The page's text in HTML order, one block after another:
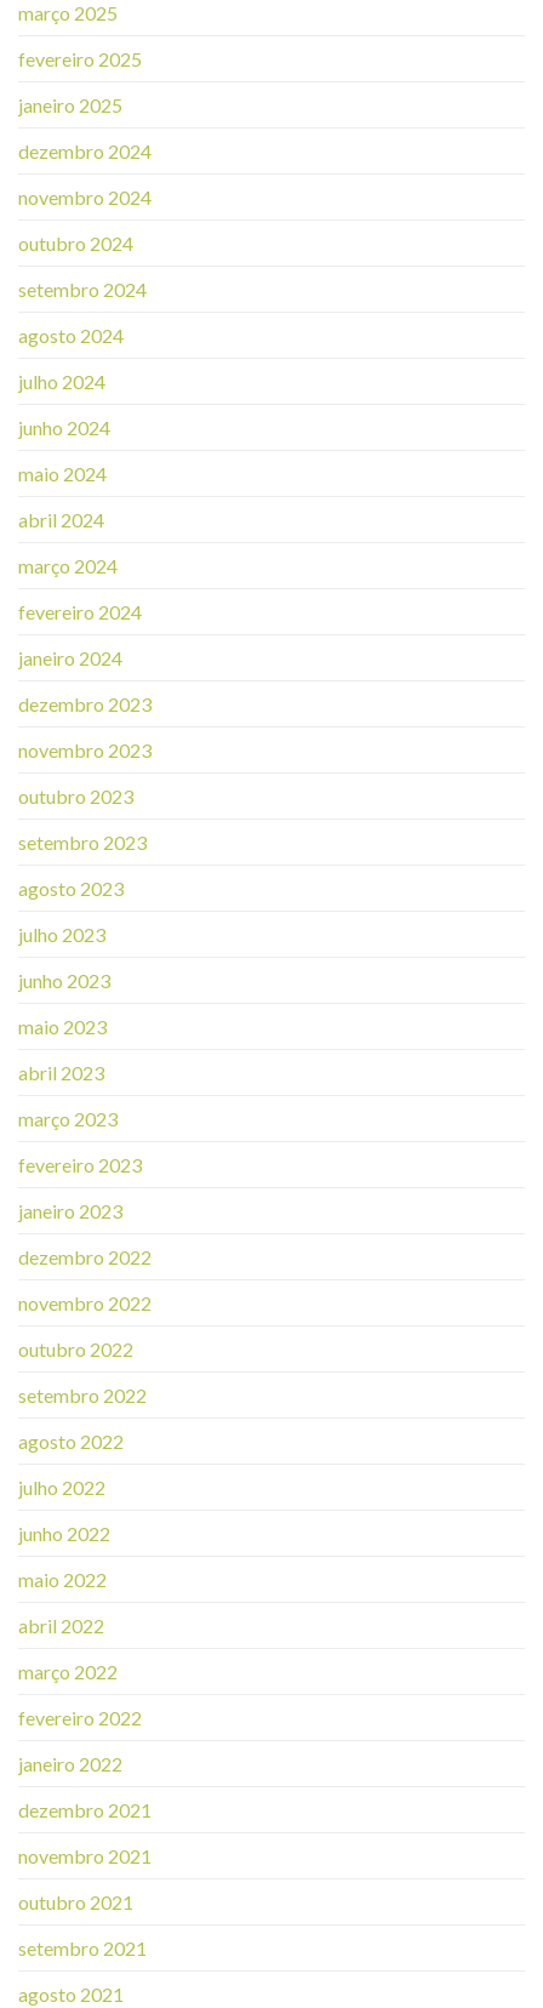
março 2025
fevereiro 2025
janeiro 2025
dezembro 2024
novembro 2024
outubro 2024
setembro 2024
agosto 2024
julho 2024
junho 2024
maio 2024
abril 2024
março 2024
fevereiro 2024
janeiro 2024
dezembro 2023
novembro 2023
outubro 2023
setembro 2023
agosto 2023
julho 2023
junho 2023
maio 2023
abril 2023
março 2023
fevereiro 2023
janeiro 2023
dezembro 2022
novembro 2022
outubro 2022
setembro 2022
agosto 2022
julho 2022
junho 2022
maio 2022
abril 2022
março 2022
fevereiro 2022
janeiro 2022
dezembro 2021
novembro 2021
outubro 2021
setembro 2021
agosto 2021